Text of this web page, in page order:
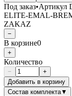
Под заказ•Артикул
ELITE-EMAL-
ZAKAZ
−
В корзине0
+
Количество
−
+
Добавить в корзину
Состав комплекта▼